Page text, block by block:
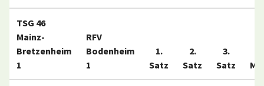
TSG 46
Mainz-
Bretzenheim
1
RFV
Bodenheim
1
1.
Satz
2.
Satz
3.
Satz